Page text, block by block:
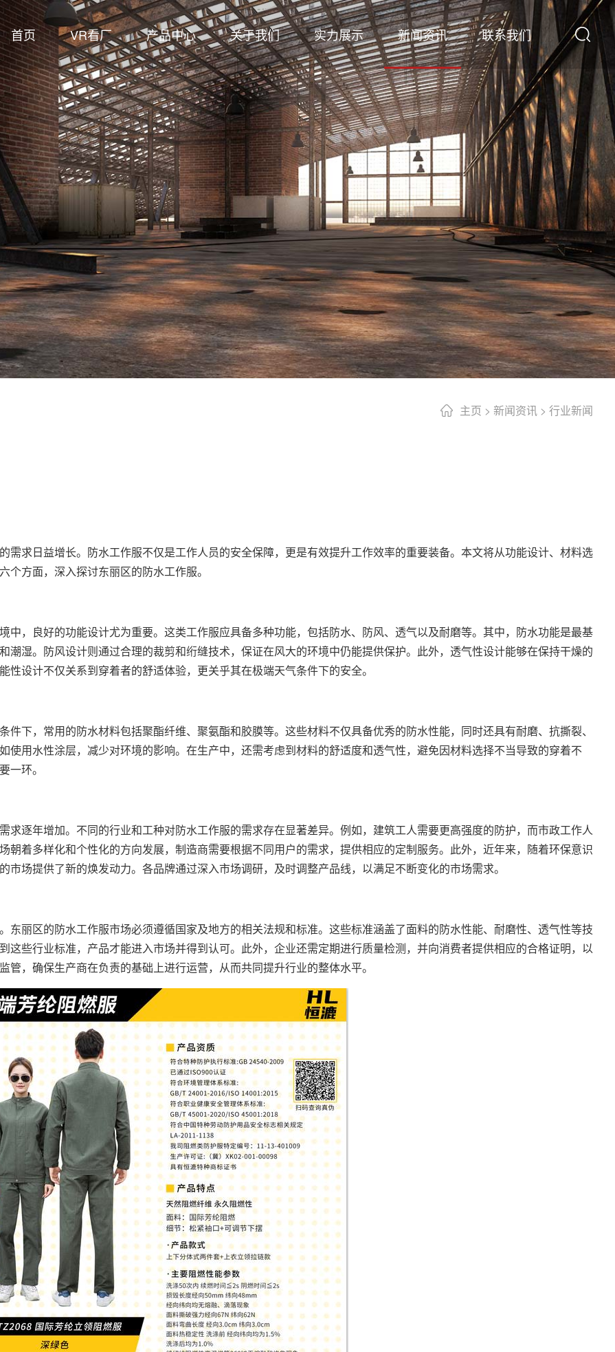
首页 VR看厂 产品中心 关于我们 实力展示 新闻资讯 联系我们
主页 > 新闻资讯 > 行业新闻
需求日益增长。防水工作服不仅是工作人员的安全保障，更是有效提升工作效率的重要装备。本文将从功能设计、材料选
方面，深入探讨东丽区的防水工作服。
中，良好的功能设计尤为重要。这类工作服应具备多种功能，包括防水、防风、透气以及耐磨等。其中，防水功能是最基
潮湿。防风设计则通过合理的裁剪和绗缝技术，保证在风大的环境中仍能提供保护。此外，透气性设计能够在保持干燥的
设计不仅关系到穿着者的舒适体验，更关乎其在极端天气条件下的安全。
下，常用的防水材料包括聚酯纤维、聚氨酯和胶膜等。这些材料不仅具备优秀的防水性能，同时还具有耐磨、抗撕裂、
使用水性涂层，减少对环境的影响。在生产中，还需考虑到材料的舒适度和透气性，避免因材料选择不当导致的穿着不
一环。
求逐年增加。不同的行业和工种对防水工作服的需求存在显著差异。例如，建筑工人需要更高强度的防护，而市政工作人
朝着多样化和个性化的方向发展，制造商需要根据不同用户的需求，提供相应的定制服务。此外，近年来，随着环保意识
场提供了新的焕发动力。各品牌通过深入市场调研，及时调整产品线，以满足不断变化的市场需求。
东丽区的防水工作服市场必须遵循国家及地方的相关法规和标准。这些标准涵盖了面料的防水性能、耐磨性、透气性等技
这些行业标准，产品才能进入市场并得到认可。此外，企业还需定期进行质量检测，并向消费者提供相应的合格证明，以
，确保生产商在负责的基础上进行运营，从而共同提升行业的整体水平。